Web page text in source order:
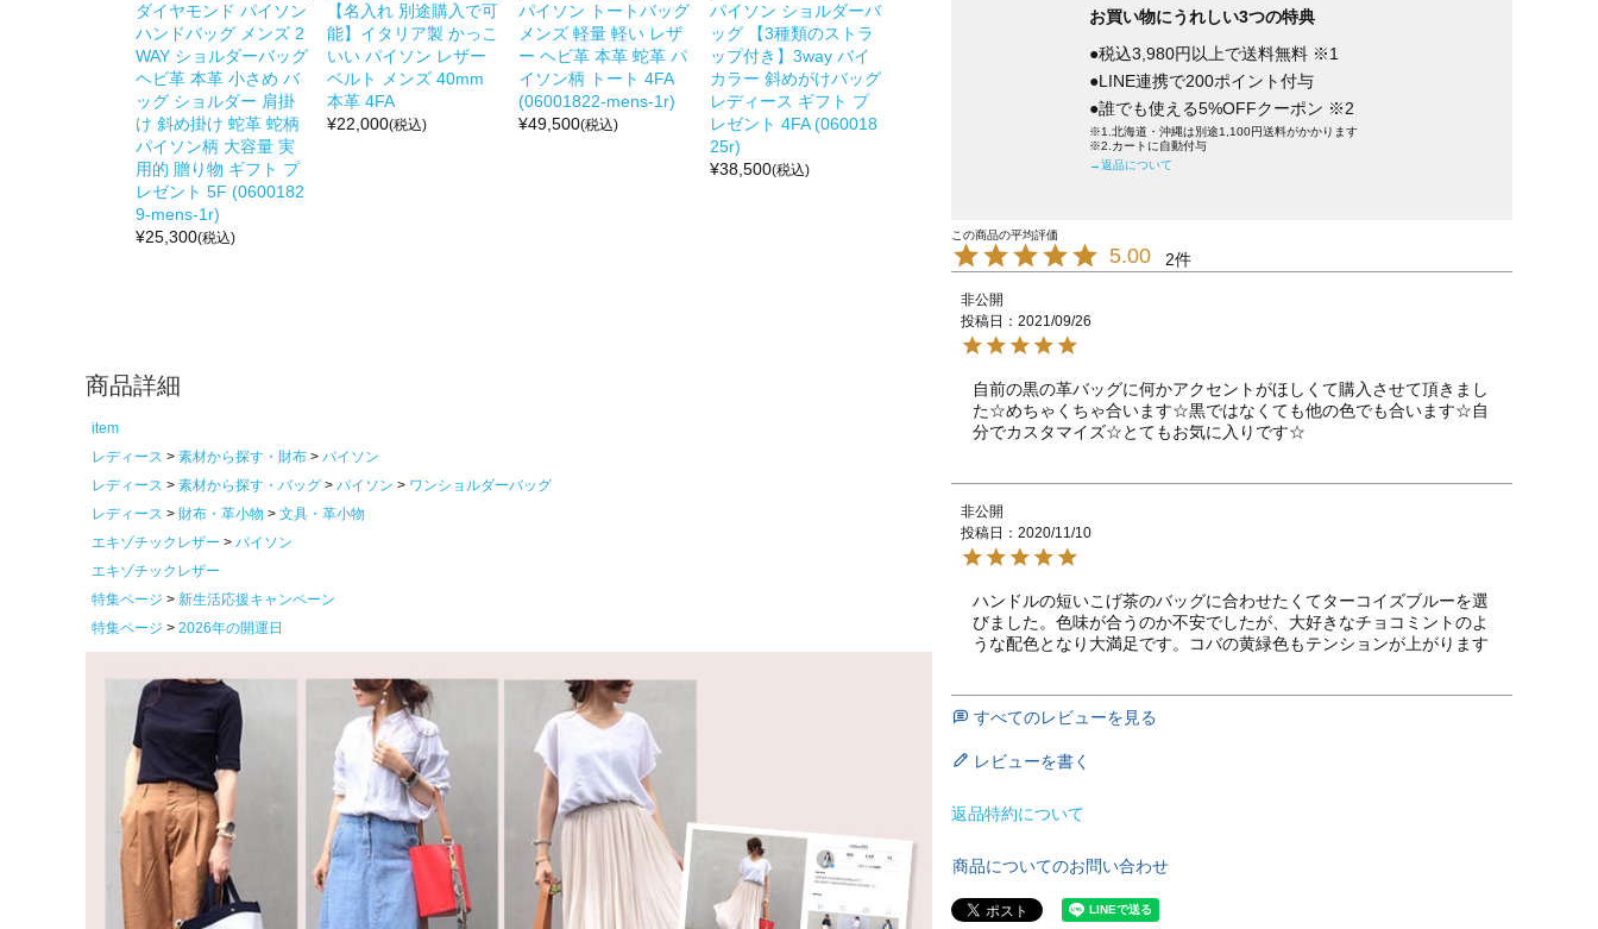
ダイヤモンド パイソン
ハンドバッグ メンズ 2
WAY ショルダーバッグ
ヘビ革 本革 小さめ バ
ッグ ショルダー 肩掛
け 斜め掛け 蛇革 蛇柄
パイソン柄 大容量 実
用的 贈り物 ギフト プ
レゼント 5F (0600182
9-mens-1r)
¥25,300(税込)
【名入れ 別途購入で可
能】イタリア製 かっこ
いい パイソン レザー
ベルト メンズ 40mm
本革 4FA
¥22,000(税込)
パイソン トートバッグ
メンズ 軽量 軽い レザ
ー ヘビ革 本革 蛇革 パ
イソン柄 トート 4FA
(06001822-mens-1r)
¥49,500(税込)
パイソン ショルダーバ
ッグ 【3種類のストラ
ップ付き】3way バイ
カラー 斜めがけバッグ
レディース ギフト プ
レゼント 4FA (060018
25r)
¥38,500(税込)
商品詳細
item
レディース
素材から探す・財布
パイソン
レディース
素材から探す・バッグ パイソン
ワンショルダーバッグ
レディース
財布・革小物
文具・革小物
エキゾチックレザー
パイソン
エキゾチックレザー
特集ページ
新生活応援キャンペーン
特集ページ
2026年の開運日
お買い物にうれしい3つの特典
●税込3,980円以上で送料無料 ※1
●LINE連携で200ポイント付与
●誰でも使える5%OFFクーポン ※2
※1.北海道・沖縄は別途1,100円送料がかかります
※2.カートに自動付与
→返品について
5.00 2
非公開
投稿日
2021/09/26
自前の黒の革バッグに何かアクセントがほしくて購入させて頂きまし
た☆めちゃくちゃ合います☆黒ではなくても他の色でも合います☆自
分でカスタマイズ☆とてもお気に入りです☆
非公開
投稿日
2020/11/10
ハンドルの短いこげ茶のバッグに合わせたくてターコイズブルーを選
びました。色味が合うのか不安でしたが、大好きなチョコミントのよ
うな配色となり大満足です。コバの黄緑色もテンションが上がります
すべてのレビューを見る
レビューを書く
返品特約について
商品についてのお問い合わせ